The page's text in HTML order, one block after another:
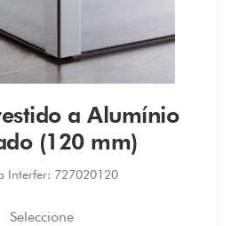
a Alumínio
(120 mm)
Interfer: 727020120
Seleccione